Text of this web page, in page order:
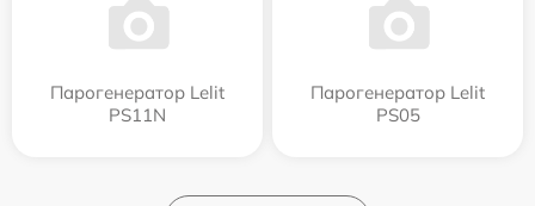
Парогенератор Lelit
PS11N
Парогенератор Lelit
PS05